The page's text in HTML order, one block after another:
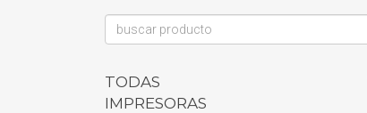
TODAS
IMPRESORAS